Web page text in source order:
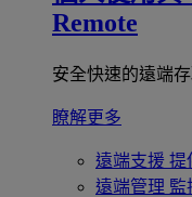
Remote
安全快速的遠端
瞭解更多
遠端支援 提
遠端管理 監